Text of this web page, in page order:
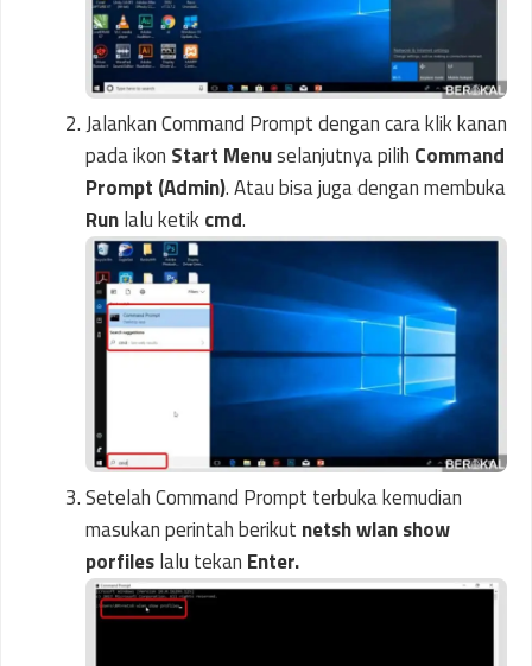
Jalankan Command Prompt dengan cara klik kanan
pada ikon Start Menuselanjutnya pilih Command
Prompt (Admin). Atau bisa juga dengan membuka
Runlalu ketik cmd.
Setelah Command Prompt terbuka kemudian
masukan perintah berikut netsh wlan show
porfileslalu tekan Enter.